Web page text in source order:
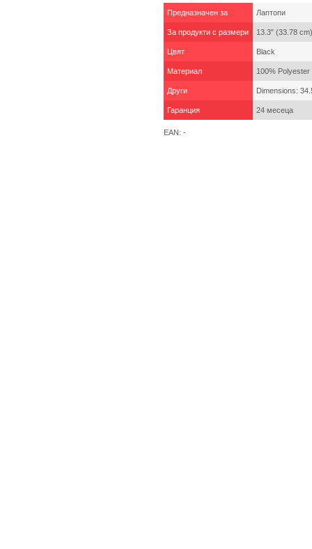
Предназначен за Лаптопи
За продукти с размери 13.3" (33.78 cm)
Цвят Black
Материал 100% Polyester
Други Dimensions:
Гаранция 24 месеца
EAN: -